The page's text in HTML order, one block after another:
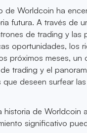
de Worldcoin ha
futura. A través de
de trading y las
oportunidades, los
próximos meses,
trading y el
deseen surfear
historia de
significativo